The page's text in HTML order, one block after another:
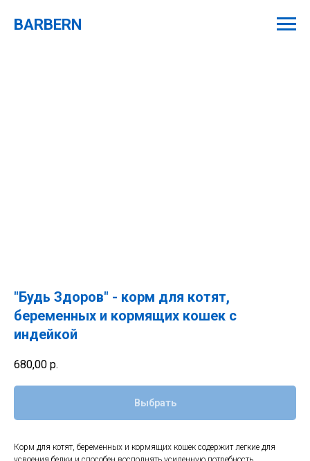
BARBERN
"Будь Здоров" - корм для котят,
беременных и кормящих кошек с
индейкой
680,00 р.
Выбрать
Корм для котят, беременных и кормящих кошек содержит легкие для